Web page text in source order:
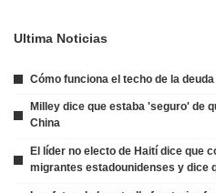
Ultima Noticias
Cómo funciona el techo de la
Milley dice que estaba 'seguro' de
China
El líder no electo de Haití dice que
migrantes estadounidenses y dice